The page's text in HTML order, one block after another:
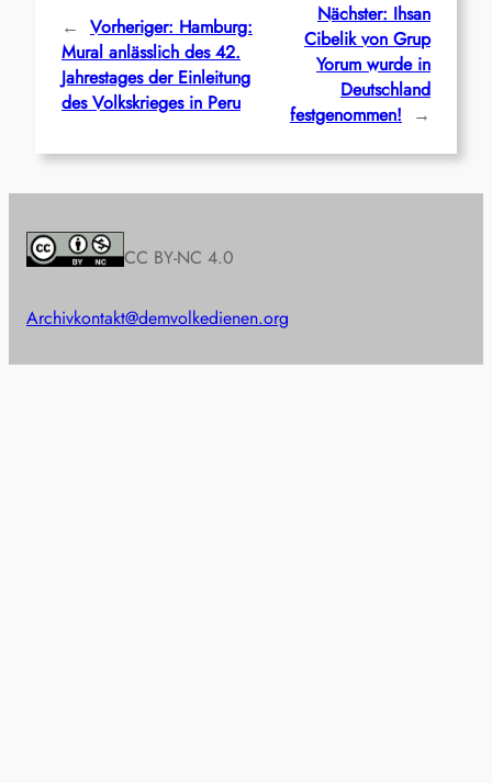
← Vorheriger: Hamburg:
Mural anlässlich des 42.
Jahrestages der Einleitung
des Volkskrieges in Peru
Nächster: Ihsan
Cibelik von Grup
Yorum wurde in
Deutschland
festgenommen!
→
CC BY-NC 4.0
Archivkontakt@demvolkedienen.org